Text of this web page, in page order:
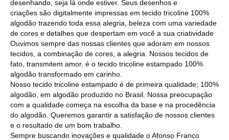
desenhando, seja lá onde estiver. Seus desenhos e
criações são digitalmente impressas em tecido tricoline 100%
algodão trazendo toda essa alegria, beleza com uma variedade
de cores e detalhes que despertam em você a sua criatividade
Ouvimos sempre das nossas clientes que adoram em nossos
tecidos, a combinação de cores, a alegria. Nossos tecidos de
fato, transmitem amor, é o tecido tricoline estampado 100%
algodão transformado em carinho.
Nosso tecido tricoline estampado é de primeira qualidade; 100%
algodão, em algodão produzido no Brasil. Nossa preocupação
com a qualidade começa na escolha da base e na procedência
do algodão. Queremos garantir a satisfação de nossos clientes
e o resultado de um bom trabalho.
Sempre buscando inovações e qualidade o Afonso Franco